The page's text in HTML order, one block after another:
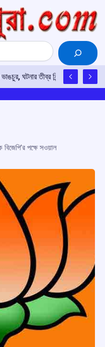
ঘটনার তীব্র নিন্দা নয়াদিল্লির;
পক্ষে সওয়াল